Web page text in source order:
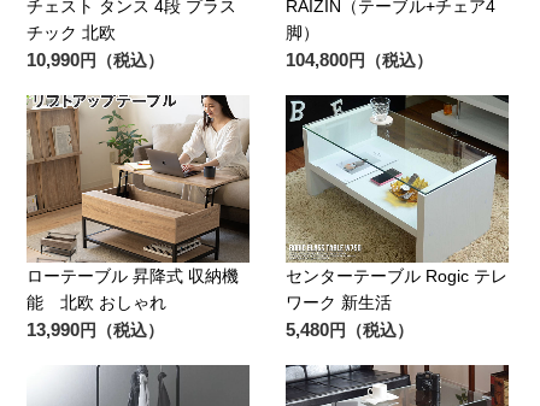
チェスト タンス 4段 プラス
チック 北欧
10,990円（税込）
RAIZIN（テーブル+チェア4
脚）
104,800円（税込）
ローテーブル 昇降式 収納機
能 北欧 おしゃれ
13,990円（税込）
センターテーブル Rogic テレ
ワーク 新生活
5,480円（税込）